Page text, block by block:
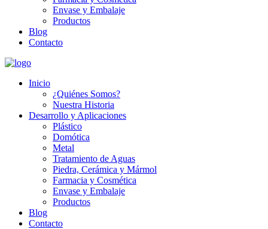
Envase y Embalaje
Productos
Blog
Contacto
Inicio
¿Quiénes Somos?
Nuestra Historia
Desarrollo y Aplicaciones
Plástico
Domótica
Metal
Tratamiento de Aguas
Piedra, Cerámica y Mármol
Farmacia y Cosmética
Envase y Embalaje
Productos
Blog
Contacto